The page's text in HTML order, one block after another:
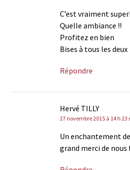
C’est vraiment
Quelle ambiance !!
Profitez en bien
Bises à tous les deux
Répondre
Hervé TILLY
27 novembre 2015 à 14 h 23
Un enchantement
grand merci de nous